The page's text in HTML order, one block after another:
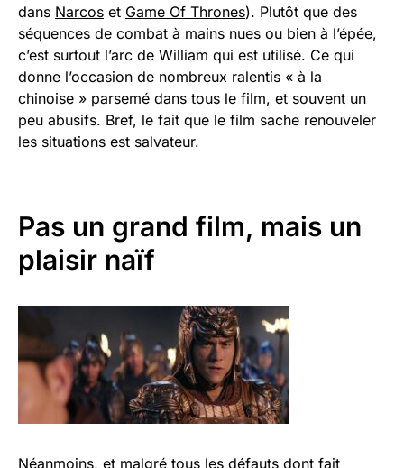
dans Narcos et Game Of Thrones). Plutôt que des
séquences de combat à mains nues ou bien à l’épée,
c’est surtout l’arc de William qui est utilisé. Ce qui
donne l’occasion de nombreux ralentis « à la
chinoise » parsemé dans tous le film, et souvent un
peu abusifs. Bref, le fait que le film sache renouveler
les situations est salvateur.
Pas un grand film, mais un
plaisir naïf
Néanmoins, et malgré tous les défauts dont fait